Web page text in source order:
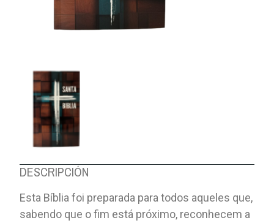
DESCRIPCIÓN
Esta Bíblia foi preparada para todos aqueles que,
sabendo que o fim está próximo, reconhecem a